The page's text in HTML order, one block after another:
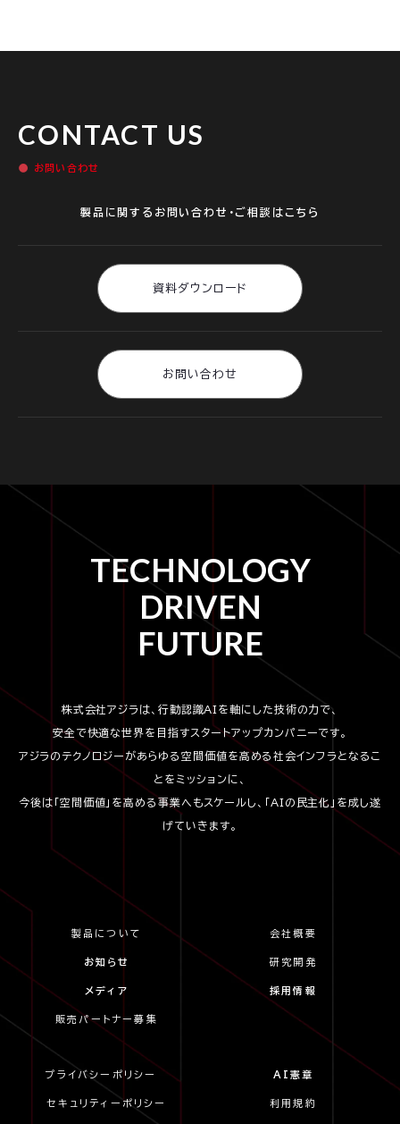
CONTACT US
お問い合わせ
製品に関するお問い合わせ・ご相談はこちら
資料ダウンロード
お問い合わせ
TECHNOLOGY
DRIVEN
FUTURE
株式会社アジラは、行動認識AIを軸にした技術の力で、
安全で快適な世界を目指すスタートアップカンパニーです。
アジラのテクノロジーがあらゆる空間価値を高める社会インフラとなるこ
とをミッションに、
今後は「空間価値」を高める事業へもスケールし、「AIの民主化」を成し遂
げていきます。
製品について 会社概要
お知らせ 研究開発
メディア 採用情報
販売パートナー募集
プライバシーポリシー AI憲章
セキュリティーポリシー 利用規約